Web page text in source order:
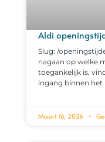
Aldi
Slug: /
nagaan op welke
toegankelijk is,
ingang binnen het
Maart 16, 2026